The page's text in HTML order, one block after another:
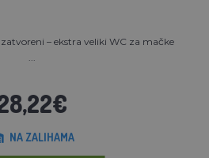
– ekstra veliki WC za mačke
NA ZALIHAMA